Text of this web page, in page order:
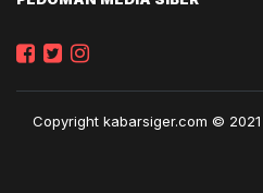
Copyright kabarsiger.com © 2021